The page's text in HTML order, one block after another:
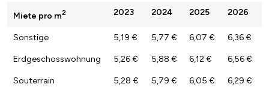
Miete pro m2 2023 2024 2025 2026
Sonstige 5,19 € 5,77 € 6,07 € 6,36 €
Erdgeschosswohnung 5,26 € 5,88 € 6,12 € 6,56 €
Souterrain 5,28 € 5,79 € 6,05 € 6,29 €